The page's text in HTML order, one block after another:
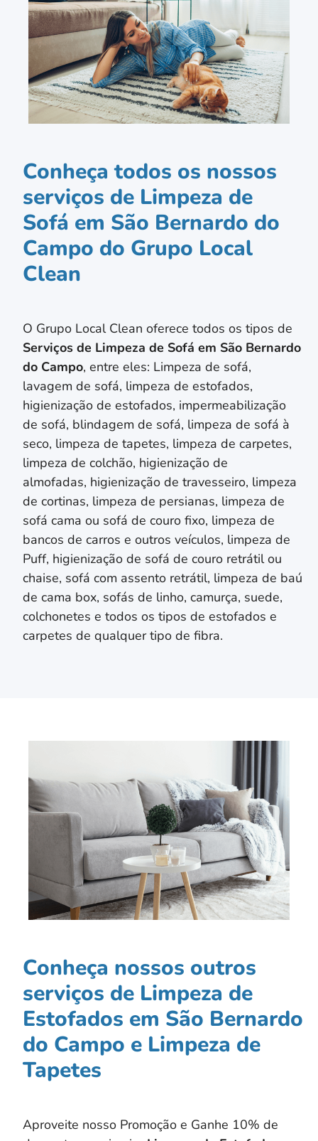
Conheça todos os nossos
serviços de Limpeza de
Sofá em São Bernardo do
Campo do Grupo Local
Clean
O Grupo Local Clean oferece todos os tipos de
Serviços de Limpeza de Sofá em São Bernardo
do Campo, entre eles: Limpeza de sofá,
lavagem de sofá, limpeza de estofados,
higienização de estofados, impermeabilização
de sofá, blindagem de sofá, limpeza de sofá à
seco, limpeza de tapetes, limpeza de carpetes,
limpeza de colchão, higienização de
almofadas, higienização de travesseiro, limpeza
de cortinas, limpeza de persianas, limpeza de
sofá cama ou sofá de couro fixo, limpeza de
bancos de carros e outros veículos, limpeza de
Puff, higienização de sofá de couro retrátil ou
chaise, sofá com assento retrátil, limpeza de baú
de cama box, sofás de linho, camurça, suede,
colchonetes e todos os tipos de estofados e
carpetes de qualquer tipo de fibra.
Conheça nossos outros
serviços de Limpeza de
Estofados em São Bernardo
do Campo e Limpeza de
Tapetes
Aproveite nosso Promoção e Ganhe 10% de